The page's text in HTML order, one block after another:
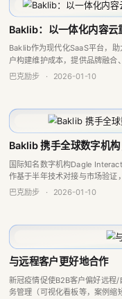
Baklib：以一体化内容云
Baklib作为现代化SaaS平台，助
户构建维护成本，提供品牌融合
AI辅助写作功能，实现内外部功
巴克励步 · 2026-01-10
Baklib 携手全球数字机
国际知名数字机构Dagle
作基于半年技术对接与市场验证
及高标准合规等深层需求，将为
巴克励步 · 2026-01-10
与远程客户更好地合作
新冠疫情促使B2B客户偏好远程
务管理（可视化看板等，案例